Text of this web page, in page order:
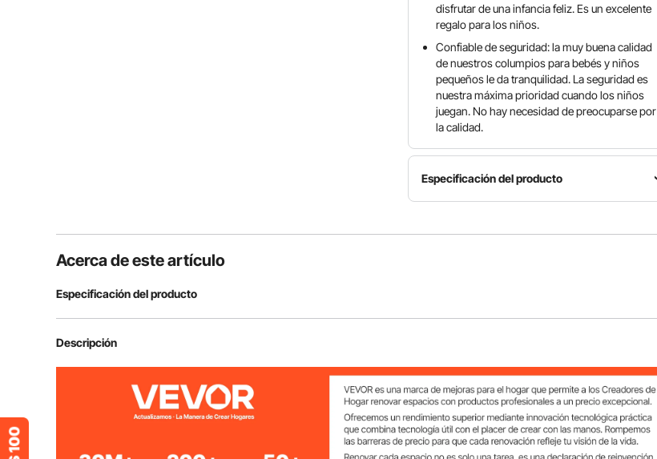
disfrutar de una infancia feliz. Es un excelente
regalo para los niños.
Confiable de seguridad: la muy buena calidad
de nuestros columpios para bebés y niños
pequeños le da tranquilidad. La seguridad es
nuestra máxima prioridad cuando los niños
juegan. No hay necesidad de preocuparse por
la calidad.
Especificación del producto
de
máxima
edad
mm
EVA
Material
galvaniza
do
Ver todas las especificaciones
Acerca de este artículo
Especificación del producto
Número de modelo
Capacidad máxima de peso 150 lb/68 kg
Descripción